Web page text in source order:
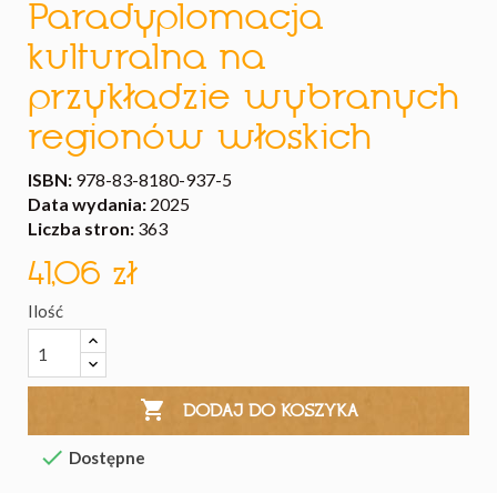
Paradyplomacja
kulturalna na
przykładzie wybranych
regionów włoskich
ISBN: 978-83-8180-937-5
Data wydania: 2025
Liczba stron: 363
41,06 zł
Ilość
 DODAJ DO KOSZYKA
 Dostępne